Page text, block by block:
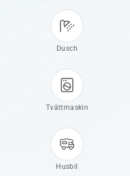
Dusch
Tvättmaskin
Husbil